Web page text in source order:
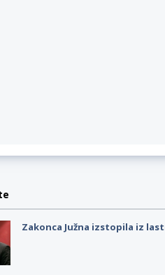
Zakonca Južna izstopila iz